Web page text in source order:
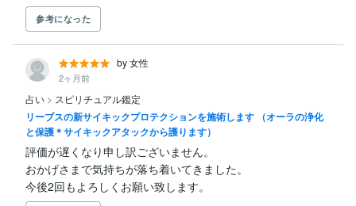
参考になった
by 女性
2ヶ月前
占い > スピリチュアル鑑定
リーブスの新サイキックプロテクションを施術します （オーラの浄化
と保護＊サイキックアタックから護ります）
評価が遅くなり申し訳ございません。
おかげさまで気持ちが落ち着いてきました。
今後2回もよろしくお願い致します。